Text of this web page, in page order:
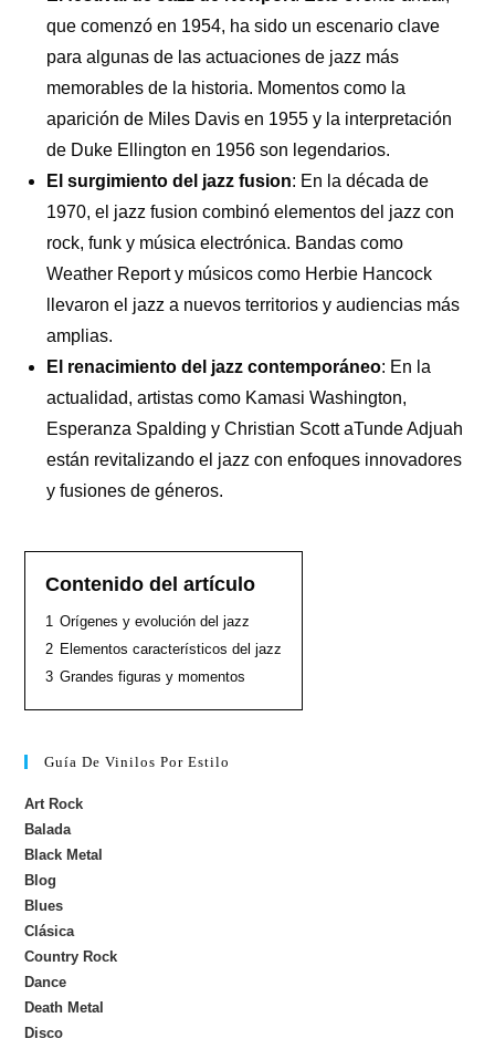
que comenzó en 1954, ha sido un escenario clave
para algunas de las actuaciones de jazz más
memorables de la historia. Momentos como la
aparición de Miles Davis en 1955 y la interpretación
de Duke Ellington en 1956 son legendarios.
El surgimiento del jazz fusion: En la década de
1970, el jazz fusion combinó elementos del jazz con
rock, funk y música electrónica. Bandas como
Weather Report y músicos como Herbie Hancock
llevaron el jazz a nuevos territorios y audiencias más
amplias.
El renacimiento del jazz contemporáneo: En la
actualidad, artistas como Kamasi Washington,
Esperanza Spalding y Christian Scott aTunde Adjuah
están revitalizando el jazz con enfoques innovadores
y fusiones de géneros.
Contenido del artículo
1 Orígenes y evolución del jazz
2 Elementos característicos del jazz
3 Grandes figuras y momentos
Guía De Vinilos Por Estilo
Art Rock
Balada
Black Metal
Blog
Blues
Clásica
Country Rock
Dance
Death Metal
Disco